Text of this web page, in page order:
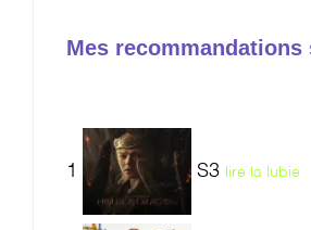
Mes recommandations
1 S3 lire la lubie